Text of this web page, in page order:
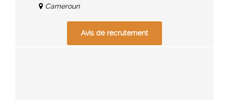
Cameroun
Avis de recrutement